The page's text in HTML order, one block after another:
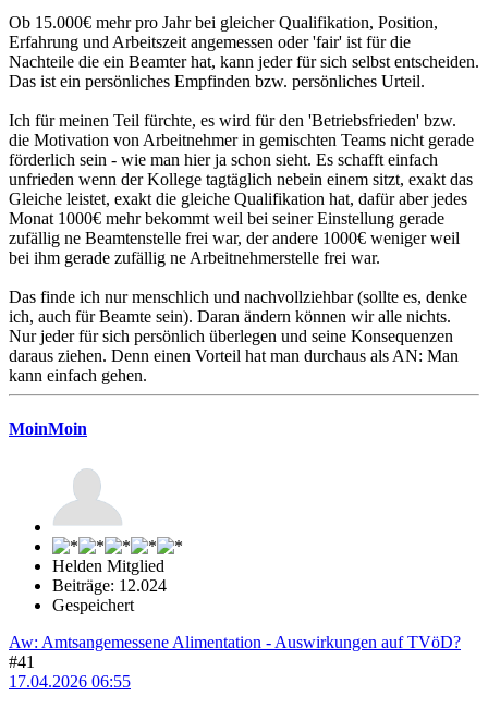
Ob 15.000€ mehr pro Jahr bei gleicher Qualifikation, Position,
Erfahrung und Arbeitszeit angemessen oder 'fair' ist für die
Nachteile die ein Beamter hat, kann jeder für sich selbst entscheiden.
Das ist ein persönliches Empfinden bzw. persönliches Urteil.
Ich für meinen Teil fürchte, es wird für den 'Betriebsfrieden' bzw.
die Motivation von Arbeitnehmer in gemischten Teams nicht gerade
förderlich sein - wie man hier ja schon sieht. Es schafft einfach
unfrieden wenn der Kollege tagtäglich nebein einem sitzt, exakt das
Gleiche leistet, exakt die gleiche Qualifikation hat, dafür aber jedes
Monat 1000€ mehr bekommt weil bei seiner Einstellung gerade
zufällig ne Beamtenstelle frei war, der andere 1000€ weniger weil
bei ihm gerade zufällig ne Arbeitnehmerstelle frei war.
Das finde ich nur menschlich und nachvollziehbar (sollte es, denke
ich, auch für Beamte sein). Daran ändern können wir alle nichts.
Nur jeder für sich persönlich überlegen und seine Konsequenzen
daraus ziehen. Denn einen Vorteil hat man durchaus als AN: Man
kann einfach gehen.
MoinMoin
Helden Mitglied
Beiträge: 12.024
Gespeichert
Aw: Amtsangemessene Alimentation - Auswirkungen auf TVöD?
#41
17.04.2026 06:55